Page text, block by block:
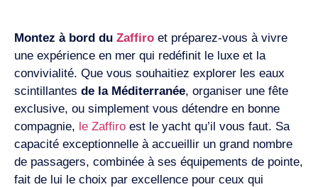
Montez à bord du Zaffiro et préparez-vous à vivre
une expérience en mer qui redéfinit le luxe et la
convivialité. Que vous souhaitiez explorer les eaux
scintillantes de la Méditerranée, organiser une fête
exclusive, ou simplement vous détendre en bonne
compagnie, le Zaffiro est le yacht qu’il vous faut. Sa
capacité exceptionnelle à accueillir un grand nombre
de passagers, combinée à ses équipements de pointe,
fait de lui le choix par excellence pour ceux qui